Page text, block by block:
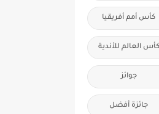
كأس أمم أفريقيا
كأس العالم للأندية
جوائز
جائزة أفضل